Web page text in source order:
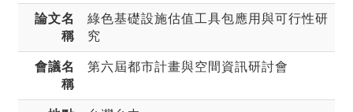
論文名
稱
綠色基礎設施估值工具包應用與可行性研
究
會議名
稱
第六屆都市計畫與空間資訊研討會